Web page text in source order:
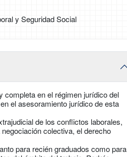
y Seguridad Social
completa en el régimen jurídico del
el asesoramiento jurídico de esta
de los conflictos laborales,
colectiva, el derecho
para recién graduados como para